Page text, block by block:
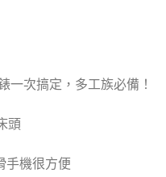
一次搞定，多工族必備！
頭
手機很方便